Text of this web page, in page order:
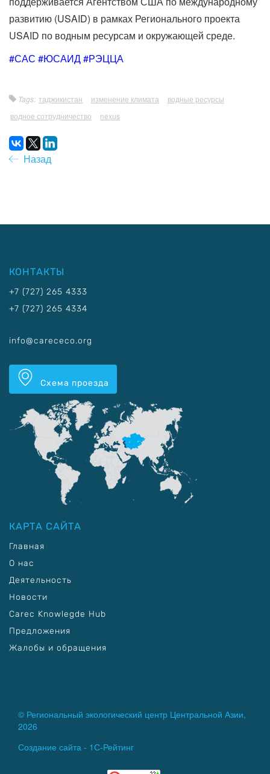
развитию (USAID) в рамках Регионального проекта
USAID по водным ресурсам и окружающей среде.
#САС #ЮСАИД #РЭЦЦА
Tags: таджикистан изменение климата
водные ресурсы
водное сотрудничество
nexus
Назад
КОНТАКТЫ
+7 (727) 265 4333
+7 (727) 265 4334
info@carececo.org
Схема проезда
КАРТА САЙТА
Главная
О нас
Деятельность
Новости
Carec Knowlegde Hub
Предложения
Жалобы и обращения
© Региональный экологический центр Центральной Азии,
2026
Создание сайта - 1С-Рейтинг